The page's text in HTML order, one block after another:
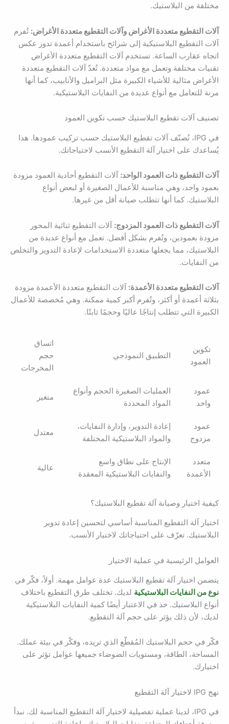
مختلفة من البلاستيك.
آلات التقطيع متعددة الأغراض وآلات التقطيع متعددة الأغراض: تُفرم
آلات التقطيع البلاستيكية إلى شرائح باستخدام أعمدة تدور عكس
اتجاه عقارب الساعة. تستخدم آلات التقطيع متعددة الأغراض
تقنيات مختلفة وتعمل مع مواد متعددة. تُعدّ آلات التقطيع متعددة
الأغراض مثالية للأشياء الكبيرة مثل البراميل والأنابيب، كما أنها
مرنة للتعامل مع أنواع عديدة من النفايات البلاستيكية.
تصنيف آلات تقطيع البلاستيك حسب تكوين العمود
في IPG، نُصنّف آلات تقطيع البلاستيك حسب تركيب عمودها. هذا
يُساعدك على اختيار آلة التقطيع الأنسب لاحتياجاتك.
آلات التقطيع ذات العمود الواحد: آلات التقطيع أحادية العمود مزودة
بعمود واحد، وهي مناسبة للأعمال الصغيرة أو لبعض أنواع
البلاستيك. كما أنها تتطلب صيانة أقل من غيرها.
آلات التقطيع ذات العمود المزدوج: آلات التقطيع ثنائية المحور
مزودة بعمودين، وتُفرم بشكل أفضل. تعمل مع أنواع عديدة من
البلاستيك، مما يجعلها متعددة الاستخدامات لإعادة التدوير والتخلص
من النفايات.
آلات التقطيع متعددة الأعمدة: آلات التقطيع متعددة الأعمدة مزودة
بثلاثة أعمدة أو أكثر، وتُفرم أكبر كمية ممكنة. وهي مُخصصة للأعمال
الكبيرة التي تتطلب إنتاجًا عاليًا وحجمًا ثابتًا.
تكوين
العمود
التطبيق النموذجي
اتساق
حجم
المخرجات
عمود
واحد
العمليات الصغيرة الحجم وأنواع
المواد المحددة
متغير
عمود
مزدوج
إعادة التدوير، وإدارة النفايات،
والمواد البلاستيكية المختلفة
معتدل
متعدد
الأعمدة
الإنتاج على نطاق واسع
والنفايات البلاستيكية المعقدة
عالية
كيفية اختيار وصيانة آلة تقطيع البلاستيك؟
اختيار آلة التقطيع المناسبة أساسي لتحسين إعادة تدوير
البلاستيك. تعرّف على احتياجاتك لاختيار الأنسب.
العوامل الرئيسية في عملية الاختيار
يتضمن اختيار آلة تقطيع البلاستيك عدة عوامل مهمة. أولاً، فكّر في
نوع من النفايات البلاستيكية لديك. تختلف طرق التقطيع باختلاف
أنواع البلاستيك. خذ في الاعتبار أيضًا كمية النفايات البلاستيكية
لديك، لأن ذلك يؤثر على حجم آلة التقطيع.
فكّر في حجم البلاستيك المُقطّع الذي تريده، وفكّر في بيئة عملك.
المساحة، الطاقة، ومستويات الضوضاء جميعها عوامل تؤثر على
اختيارك.
نهج IPG لاختيار آلة التقطيع
في IPG، لدينا عملية تفصيلية لاختيار آلة التقطيع المناسبة لك. نبدأ